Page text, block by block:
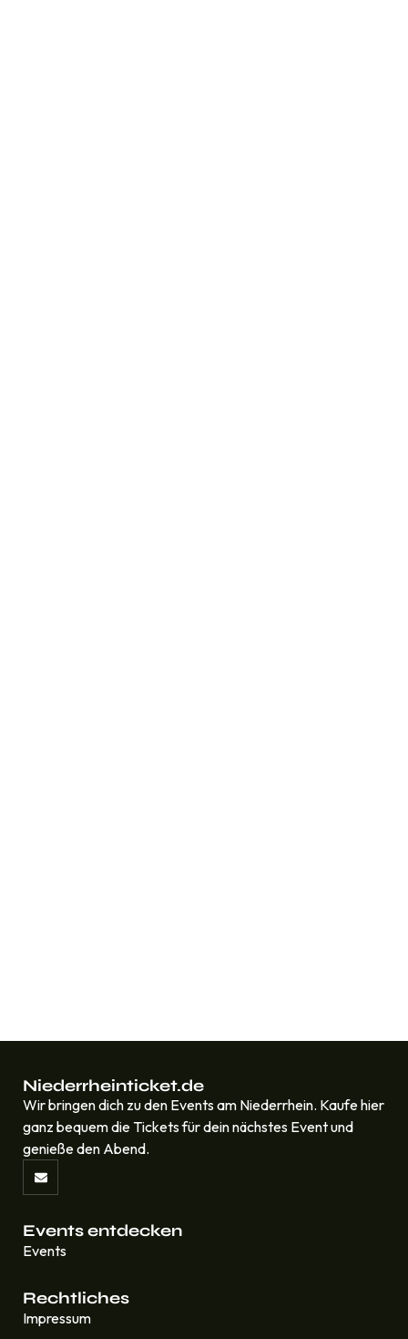
Niederrheinticket.de
Wir bringen dich zu den Events am Niederrhein. Kaufe hier
ganz bequem die Tickets für dein nächstes Event und
genieße den Abend.
Events entdecken
Events
Rechtliches
Impressum